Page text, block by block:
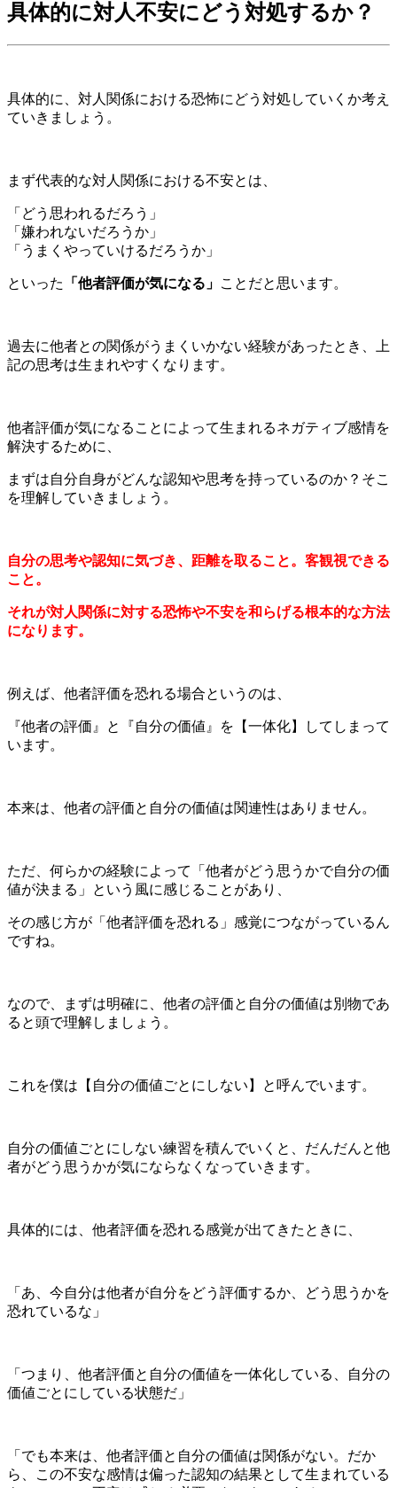
具体的に対人不安にどう対処するか？
具体的に、対人関係における恐怖にどう対処していくか考え
ていきましょう。
まず代表的な対人関係における不安とは、
「どう思われるだろう」
「嫌われないだろうか」
「うまくやっていけるだろうか」
といった 「他者評価が気になる」 ことだと思います。
過去に他者との関係がうまくいかない経験があったとき、上
記の思考は生まれやすくなります。
他者評価が気になることによって生まれるネガティブ感情を
解決するために、
まずは自分自身がどんな認知や思考を持っているのか？そこ
を理解していきましょう。
自分の思考や認知に気づき、距離を取ること。客観視できる
こと。
それが対人関係に対する恐怖や不安を和らげる根本的な方法
になります。
例えば、他者評価を恐れる場合というのは、
『他者の評価』と『自分の価値』を【一体化】してしまって
います。
本来は、他者の評価と自分の価値は関連性はありません。
ただ、何らかの経験によって「他者がどう思うかで自分の価
値が決まる」という風に感じることがあり、
その感じ方が「他者評価を恐れる」感覚につながっているん
ですね。
なので、まずは明確に、他者の評価と自分の価値は別物であ
ると頭で理解しましょう。
これを僕は【自分の価値ごとにしない】と呼んでいます。
自分の価値ごとにしない練習を積んでいくと、だんだんと他
者がどう思うかが気にならなくなっていきます。
具体的には、他者評価を恐れる感覚が出てきたときに、
「あ、今自分は他者が自分をどう評価するか、どう思うかを
恐れているな」
「つまり、他者評価と自分の価値を一体化している、自分の
価値ごとにしている状態だ」
「でも本来は、他者評価と自分の価値は関係がない。だか
ら、この不安な感情は偏った認知の結果として生まれている